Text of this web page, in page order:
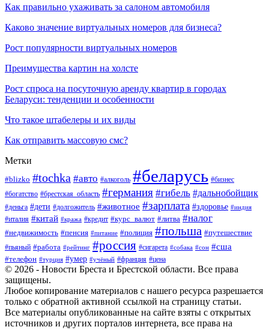
Как правильно ухаживать за салоном автомобиля
Каково значение виртуальных номеров для бизнеса?
Рост популярности виртуальных номеров
Преимущества картин на холсте
Рост спроса на посуточную аренду квартир в городах
Беларуси: тенденции и особенности
Что такое штабелеры и их виды
Как отправить массовую смс?
Метки
#blizko #tochka #авто #алкоголь #беларусь #бизнес
#богатство #брестская_область #германия #гибель #дальнобойщик
#деньга #дети #долгожитель #животное #зарплата #здоровье #индия
#италия #китай #кража #кредит #курс_валют #литва #налог
#недвижимость #пенсия #питание #полиция #польша #путешествие
#пьяный #работа #рейтинг #россия #сигарета #собака #сон #сша
#телефон #турция #умер #учёный #франция #цена
© 2026 - Новости Бреста и Брестской области. Все права
защищены.
Любое копирование материалов с нашего ресурса разрешается
только с обратной активной ссылкой на страницу статьи.
Все материалы опубликованные на сайте взяты с открытых
источников и других порталов интернета, все права на